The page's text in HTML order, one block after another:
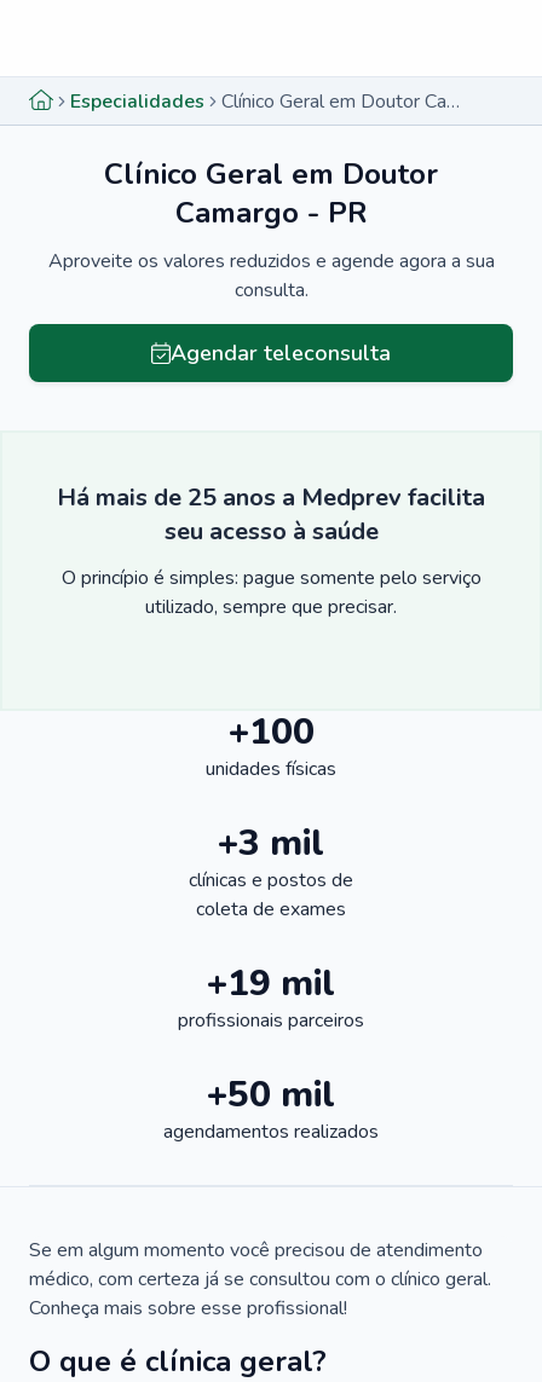
Especialidades Clínico Geral em Doutor Camargo - PR
Clínico Geral em Doutor
Camargo - PR
Aproveite os valores reduzidos e agende agora a sua
consulta.
Agendar teleconsulta
Há mais de 25 anos a Medprev facilita
seu acesso à saúde
O princípio é simples: pague somente pelo serviço
utilizado, sempre que precisar.
+100
unidades físicas
+3 mil
clínicas e postos de
coleta de exames
+19 mil
profissionais parceiros
+50 mil
agendamentos realizados
Se em algum momento você precisou de atendimento
médico, com certeza já se consultou com o clínico geral.
Conheça mais sobre esse profissional!
O que é clínica geral?